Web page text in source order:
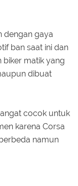
dengan gaya
ban saat ini dan
matik yang
dibuat
cocok untuk
karena Corsa
namun